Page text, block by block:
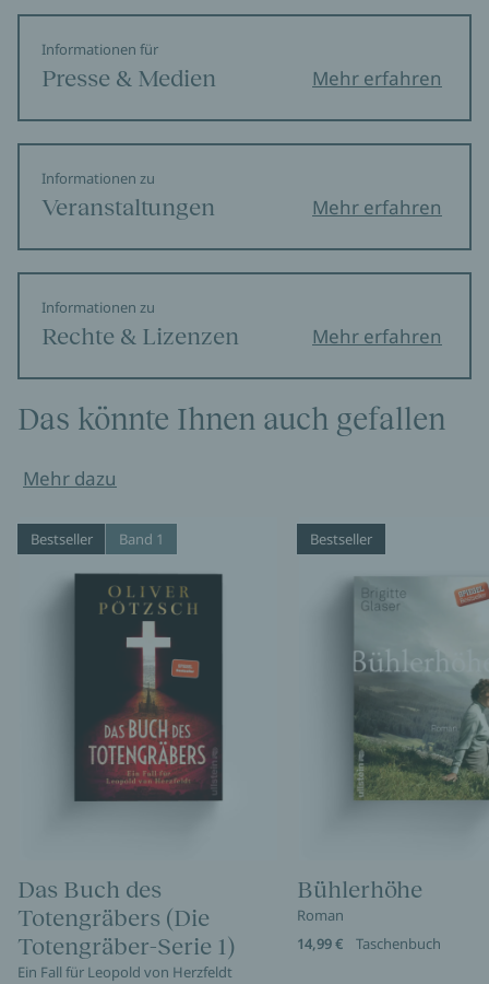
Informationen für
Presse & Medien Mehr erfahren
Informationen zu
Veranstaltungen Mehr erfahren
Informationen zu
Rechte & Lizenzen Mehr erfahren
Das könnte Ihnen auch gefallen
Mehr dazu
Bestseller Band 1
Das Buch des
Totengräbers (Die
Totengräber-Serie 1)
Ein Fall für Leopold von Herzfeldt
Bestseller
Bühlerhöhe
Roman
14,99 €
Taschenbuch